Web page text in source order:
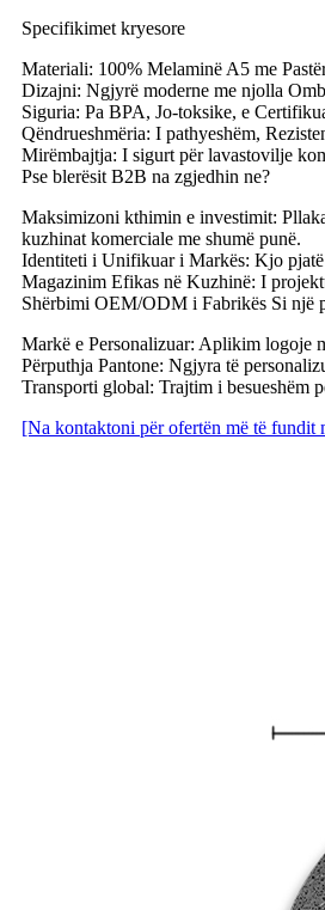
Specifikimet kryesore
Materiali: 100% Melaminë A5 me
Dizajni: Ngjyrë moderne me njolla
Siguria: Pa BPA, Jo-toksike, e
Qëndrueshmëria: I pathyeshëm,
Mirëmbajtja: I sigurt për lavastovilje
Pse blerësit B2B na zgjedhin ne?
Maksimizoni kthimin e investimit:
kuzhinat komerciale me shumë punë.
Identiteti i Unifikuar i Markës: Kjo pjatë
Magazinim Efikas në Kuzhinë: I
Shërbimi OEM/ODM i Fabrikës Si një
Markë e Personalizuar: Aplikim logoje
Përputhja Pantone: Ngjyra të
Transporti global: Trajtim i besueshëm
[Na kontaktoni për ofertën më të fundit